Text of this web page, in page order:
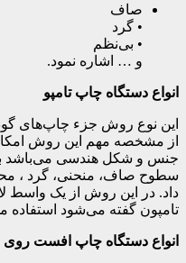
صاف
• گرد
• بی‌نظم
و … اشاره نمود.
انواع دستگاه چاپ تامپو
این نوع روش جزء چاپ‌های
از مشخصه مهم این روش
جنس و شکل هندسی می‌باشد
سطوح صاف، منحنی، گرد ،
داد. در این روش از یک واسط
تامپون گفته می‌شود استفاده
انواع دستگاه چاپ افست روی